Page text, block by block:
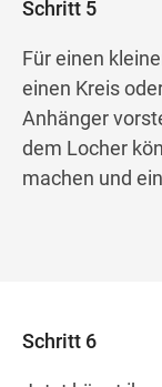
Schritt 5
Für einen
einen Kreis
Anhänger
dem Locher
machen und
Schritt 6